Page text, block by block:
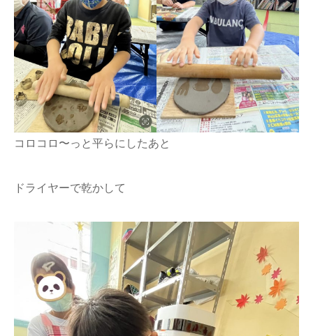
コロコロ〜っと平らにしたあと
ドライヤーで乾かして